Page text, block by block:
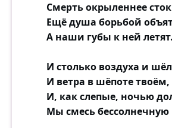
Смерть окрыленнее
Ещё душа борьбой
А наши губы к ней летят.
И столько воздуха и
И ветра в шёпоте твоём,
И, как слепые, ночью
Мы смесь бессолнечную